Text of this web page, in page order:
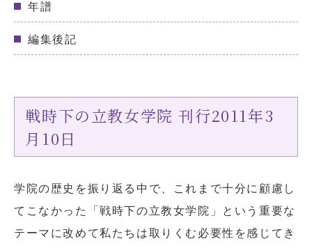
年譜
編集後記
戦時下の立教女学院 刊行2011年3
月10日
学院の歴史を振り返る中で、これまで十分に顧慮し
てこなかった「戦時下の立教女学院」という重要な
テーマに改めて私たちは取りくむ必要性を感じてき